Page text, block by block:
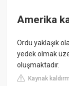
Amerika
Ordu yaklaşık
yedek olmak
oluşmaktadır.
Kaynak